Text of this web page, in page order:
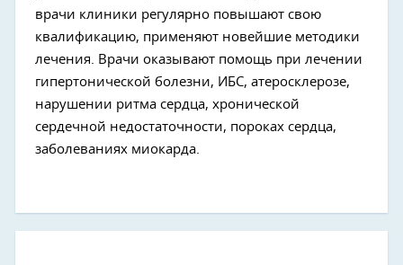
врачи клиники регулярно повышают свою
квалификацию, применяют новейшие методики
лечения. Врачи оказывают помощь при лечении
гипертонической болезни, ИБС, атеросклерозе,
нарушении ритма сердца, хронической
сердечной недостаточности, пороках сердца,
заболеваниях миокарда.